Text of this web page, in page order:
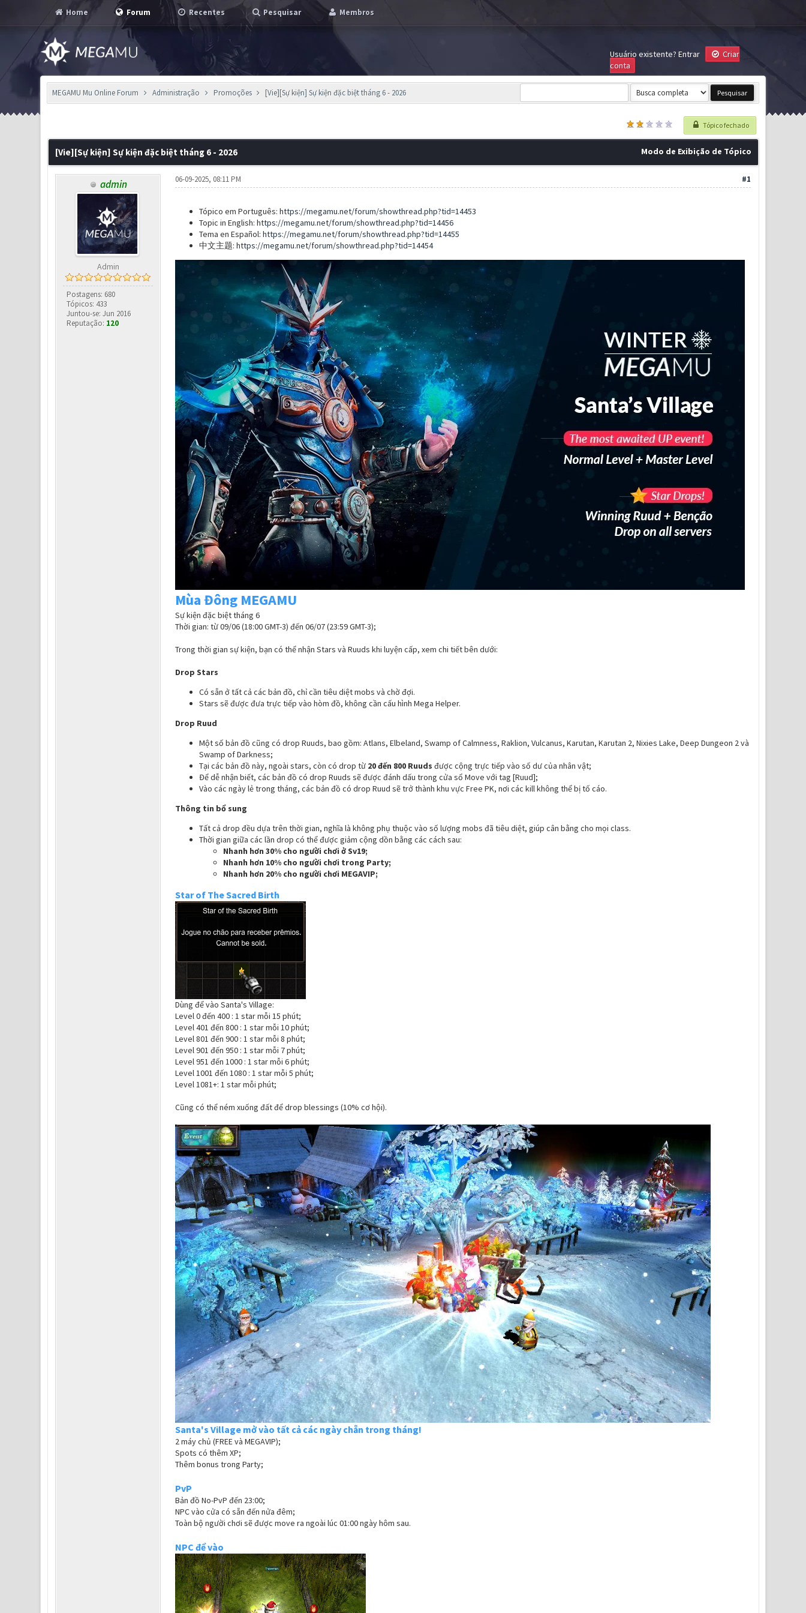
Home Forum Recentes Pesquisar Membros
Usuário existente? Entrar
Criar
conta
MEGAMU Mu Online Forum Administração Promoções [Vie][Sự kiện] Sự kiện đặc biệt tháng 6 - 2026
Tópico fechado
Modo de Exibição de Tópico
[Vie][Sự kiện] Sự kiện đặc biệt tháng 6 - 2026
admin
Admin
Postagens: 680
Tópicos: 433
Juntou-se: Jun 2016
Reputação: 120
#1
06-09-2025, 08:11 PM
Tópico em Português: https://megamu.net/forum/showthread.php?tid=14453
Topic in English: https://megamu.net/forum/showthread.php?tid=14456
Tema en Español: https://megamu.net/forum/showthread.php?tid=14455
中文主题: https://megamu.net/forum/showthread.php?tid=14454
Mùa Đông MEGAMU
Sự kiện đặc biệt tháng 6
Thời gian: từ 09/06 (18:00 GMT-3) đến 06/07 (23:59 GMT-3);
Trong thời gian sự kiện, bạn có thể nhận Stars và Ruuds khi luyện cấp, xem chi tiết bên dưới:
Drop Stars
Có sẵn ở tất cả các bản đồ, chỉ cần tiêu diệt mobs và chờ đợi.
Stars sẽ được đưa trực tiếp vào hòm đồ, không cần cấu hình Mega Helper.
Drop Ruud
Một số bản đồ cũng có drop Ruuds, bao gồm: Atlans, Elbeland, Swamp of Calmness, Raklion, Vulcanus, Karutan, Karutan 2, Nixies Lake, Deep Dungeon 2 và
Swamp of Darkness;
Tại các bản đồ này, ngoài stars, còn có drop từ 20 đến 800 Ruuds được cộng trực tiếp vào số dư của nhân vật;
Để dễ nhận biết, các bản đồ có drop Ruuds sẽ được đánh dấu trong cửa sổ Move với tag [Ruud];
Vào các ngày lẻ trong tháng, các bản đồ có drop Ruud sẽ trở thành khu vực Free PK, nơi các kill không thể bị tố cáo.
Thông tin bổ sung
Tất cả drop đều dựa trên thời gian, nghĩa là không phụ thuộc vào số lượng mobs đã tiêu diệt, giúp cân bằng cho mọi class.
Thời gian giữa các lần drop có thể được giảm cộng dồn bằng các cách sau:
Nhanh hơn 30% cho người chơi ở Sv19;
Nhanh hơn 10% cho người chơi trong Party;
Nhanh hơn 20% cho người chơi MEGAVIP;
Star of The Sacred Birth
Dùng để vào Santa's Village:
Level 0 đến 400 : 1 star mỗi 15 phút;
Level 401 đến 800 : 1 star mỗi 10 phút;
Level 801 đến 900 : 1 star mỗi 8 phút;
Level 901 đến 950 : 1 star mỗi 7 phút;
Level 951 đến 1000 : 1 star mỗi 6 phút;
Level 1001 đến 1080 : 1 star mỗi 5 phút;
Level 1081+: 1 star mỗi phút;
Cũng có thể ném xuống đất để drop blessings (10% cơ hội).
Santa's Village mở vào tất cả các ngày chẵn trong tháng!
2 máy chủ (FREE và MEGAVIP);
Spots có thêm XP;
Thêm bonus trong Party;
PvP
Bản đồ No-PvP đến 23:00;
NPC vào cửa có sẵn đến nửa đêm;
Toàn bộ người chơi sẽ được move ra ngoài lúc 01:00 ngày hôm sau.
NPC để vào